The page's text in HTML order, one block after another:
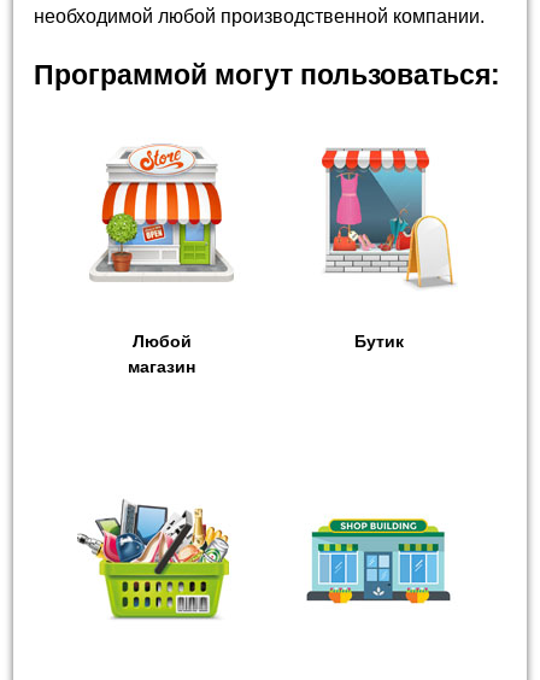
необходимой любой производственной компании.
Программой могут пользоваться:
Любой
магазин
Бутик